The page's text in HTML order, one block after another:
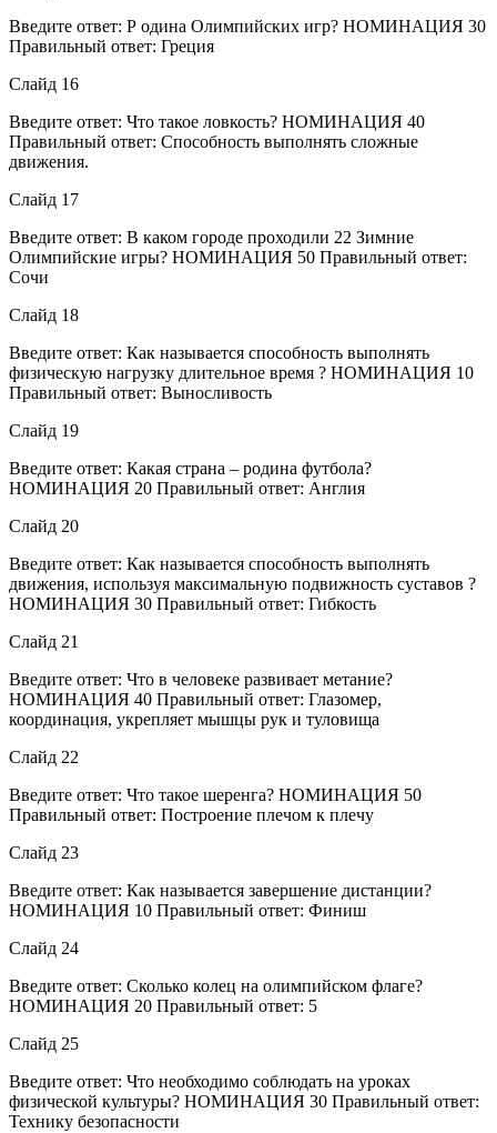
Введите ответ: Р одина Олимпийских игр? НОМИНАЦИЯ 30
Правильный ответ: Греция
Слайд 16
Введите ответ: Что такое ловкость? НОМИНАЦИЯ 40
Правильный ответ: Способность выполнять сложные
движения.
Слайд 17
Введите ответ: В каком городе проходили 22 Зимние
Олимпийские игры? НОМИНАЦИЯ 50 Правильный ответ:
Сочи
Слайд 18
Введите ответ: Как называется способность выполнять
физическую нагрузку длительное время ? НОМИНАЦИЯ 10
Правильный ответ: Выносливость
Слайд 19
Введите ответ: Какая страна – родина футбола?
НОМИНАЦИЯ 20 Правильный ответ: Англия
Слайд 20
Введите ответ: Как называется способность выполнять
движения, используя максимальную подвижность суставов ?
НОМИНАЦИЯ 30 Правильный ответ: Гибкость
Слайд 21
Введите ответ: Что в человеке развивает метание?
НОМИНАЦИЯ 40 Правильный ответ: Глазомер,
координация, укрепляет мышцы рук и туловища
Слайд 22
Введите ответ: Что такое шеренга? НОМИНАЦИЯ 50
Правильный ответ: Построение плечом к плечу
Слайд 23
Введите ответ: Как называется завершение дистанции?
НОМИНАЦИЯ 10 Правильный ответ: Финиш
Слайд 24
Введите ответ: Сколько колец на олимпийском флаге?
НОМИНАЦИЯ 20 Правильный ответ: 5
Слайд 25
Введите ответ: Что необходимо соблюдать на уроках
физической культуры? НОМИНАЦИЯ 30 Правильный ответ:
Технику безопасности